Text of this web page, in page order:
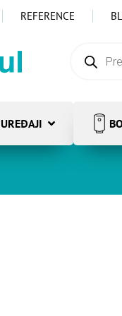
REFERENCE
/Ariston / Ariston